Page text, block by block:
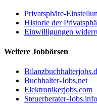
Privatsphäre-
Historie der
Einwilligungen
Weitere Jobbörsen
Buchhalter-Jobs.net
Elektronikerjobs.com
Steuerberater-Jobs.info